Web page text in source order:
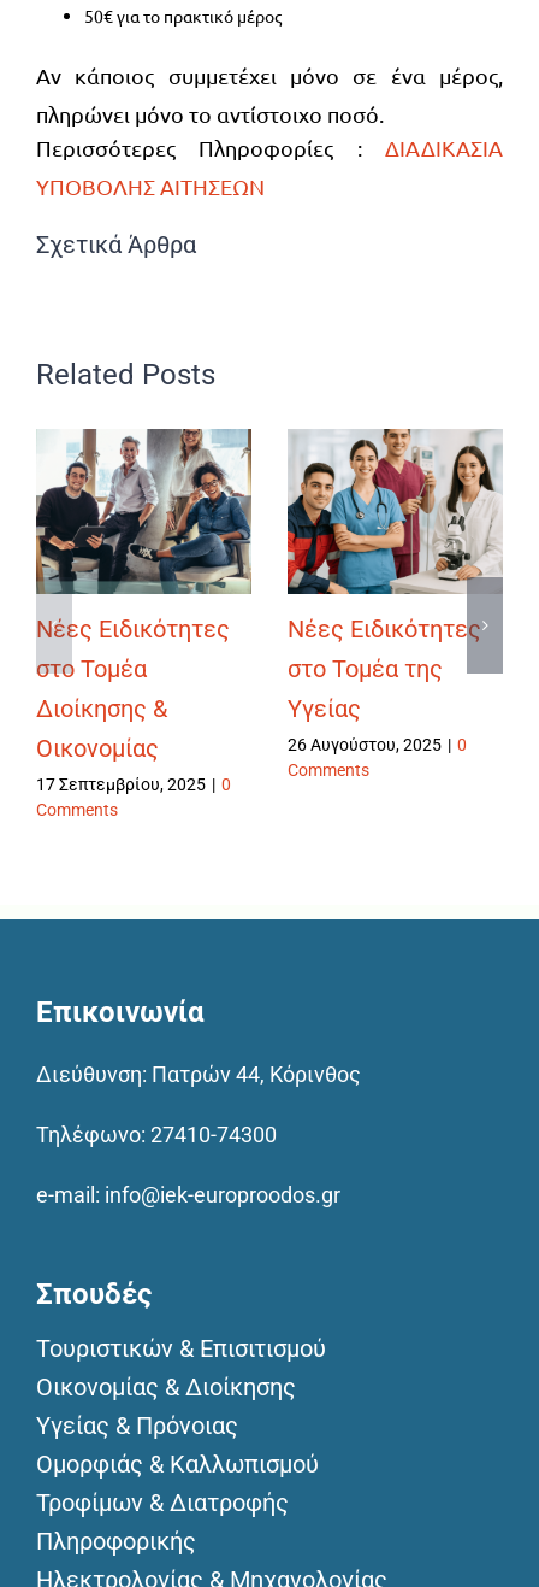
50€ για το πρακτικό μέρος
Αν κάποιος συμμετέχει μόνο σε ένα μέρος,
πληρώνει μόνο το αντίστοιχο ποσό.
Περισσότερες Πληροφορίες : ΔΙΑΔΙΚΑΣΙΑ
ΥΠΟΒΟΛΗΣ ΑΙΤΗΣΕΩΝ
Σχετικά Άρθρα
Related Posts
Νέες Ειδικότητες
στο Τομέα
Διοίκησης &
Οικονομίας
17 Σεπτεμβρίου, 2025 | 0
Comments
Νέες Ειδικότητες
στο Τομέα της
Υγείας
26 Αυγούστου, 2025 | 0
Comments
Επικοινωνία
Διεύθυνση: Πατρών 44, Κόρινθος
Τηλέφωνο: 27410-74300
e-mail: info@iek-europroodos.gr
Σπουδές
Τουριστικών & Επισιτισμού
Οικονομίας & Διοίκησης
Υγείας & Πρόνοιας
Ομορφιάς & Καλλωπισμού
Τροφίμων & Διατροφής
Πληροφορικής
Ηλεκτρολογίας & Μηχανολογίας